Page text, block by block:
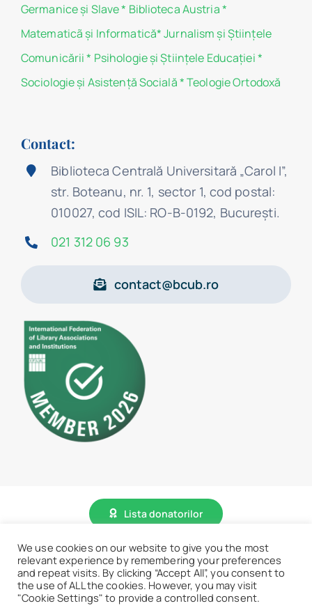
Germanice şi Slave* Biblioteca Austria*
Matematicã și Informatică*Jurnalism şi Ştiinţele
Comunicării * Psihologie şi Ştiinţele Educaţiei*
Sociologie şi Asistenţă Socială*Teologie Ortodoxă
Contact:
Biblioteca Centrală Universitară „Carol I”,
str. Boteanu, nr. 1, sector 1, cod postal:
010027, cod ISIL: RO-B-0192, Bucureşti.
021 312 06 93
contact@bcub.ro
Lista donatorilor
© 2026 • BCU „Carol I” - Toate drepturile sunt rezervate.
We use cookies on our website to give you the most
relevant experience by remembering your preferences
and repeat visits. By clicking “Accept All”, you consent to
the use of ALL the cookies. However, you may visit
"Cookie Settings" to provide a controlled consent.